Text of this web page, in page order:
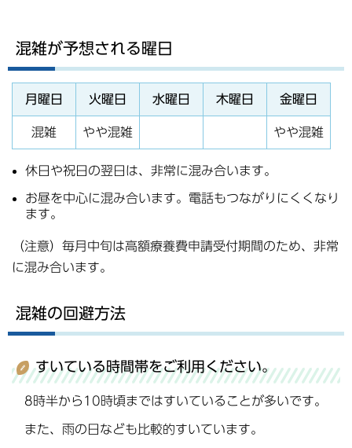
混雑が予想される曜日
月曜日 火曜日 水曜日 木曜日 金曜日
混雑 やや混雑 やや混雑
休日や祝日の翌日は、非常に混み合います。
お昼を中心に混み合います。電話もつながりにくくなり
ます。
（注意）毎月中旬は高額療養費申請受付期間のため、非常
に混み合います。
混雑の回避方法
すいている時間帯をご利用ください。
8時半から10時頃まではすいていることが多いです。
また、雨の日なども比較的すいています。